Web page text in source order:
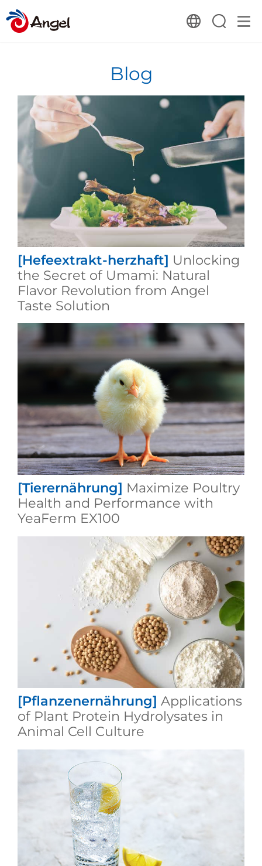
Blog
[Hefeextrakt-herzhaft] Unlocking
the Secret of Umami: Natural
Flavor Revolution from Angel
Taste Solution
[Tierernährung] Maximize Poultry
Health and Performance with
YeaFerm EX100
[Pflanzenernährung] Applications
of Plant Protein Hydrolysates in
Animal Cell Culture